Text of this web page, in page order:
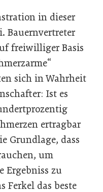
in dieser
Bauernvertreter
freiwilliger Basis
sich in Wahrheit
Ist es
ertragbar
Grundlage, dass
um
Ergebniss zu
Ferkel das beste